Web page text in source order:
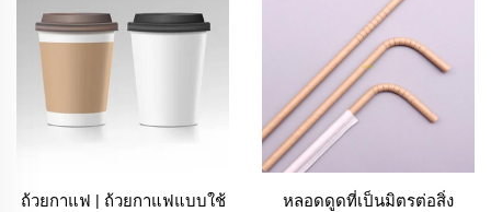
ถ้วยกาแฟ | ถ้วยกาแฟแบบใช้
หลอดดูดที่เป็นมิตรต่อสิ่ง